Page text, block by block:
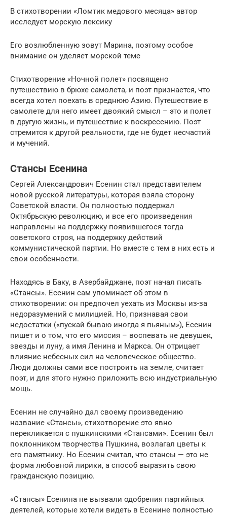
В стихотворении «Ломтик медового месяца» автор
исследует морскую лексику
Его возлюбленную зовут Марина, поэтому особое
внимание он уделяет морской теме
Стихотворение «Ночной полет» посвящено
путешествию в брюхе самолета, и поэт признается, что
всегда хотел поехать в среднюю Азию. Путешествие в
самолете для него имеет двоякий смысл – это и полет
в другую жизнь, и путешествие к воскресению. Поэт
стремится к другой реальности, где не будет несчастий
и мучений.
Стансы Есенина
Сергей Александрович Есенин стал представителем
новой русской литературы, которая взяла сторону
Советской власти. Он полностью поддержал
Октябрьскую революцию, и все его произведения
направлены на поддержку появившегося тогда
советского строя, на поддержку действий
коммунистической партии. Но вместе с тем в них есть и
свои особенности.
Находясь в Баку, в Азербайджане, поэт начал писать
«Стансы». Есенин сам упоминает об этом в
стихотворении: он предпочел уехать из Москвы из-за
недоразумений с милицией. Но, признавая свои
недостатки («пускай бываю иногда я пьяным»), Есенин
пишет и о том, что его миссия – воспевать не девушек,
звезды и луну, а имя Ленина и Маркса. Он отрицает
влияние небесных сил на человеческое общество.
Люди должны сами все построить на земле, считает
поэт, и для этого нужно приложить всю индустриальную
мощь.
Есенин не случайно дал своему произведению
название «Стансы», стихотворение это явно
перекликается с пушкинскими «Стансами». Есенин был
поклонником творчества Пушкина, возлагал цветы к
его памятнику. Но Есенин считал, что стансы — это не
форма любовной лирики, а способ выразить свою
гражданскую позицию.
«Стансы» Есенина не вызвали одобрения партийных
деятелей, которые хотели видеть в Есенине полностью